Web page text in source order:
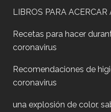
LIBROS PARA
Recetas para hacer
coronavirus
Recomendaciones de
coronavirus
una explosión de color,